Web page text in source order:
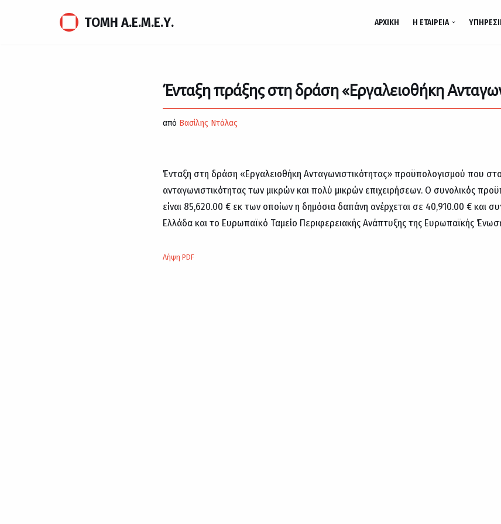
Μεταπηδήστε
ΤΟΜΗ Α.Ε.Μ.Ε.Υ. ΑΡΧΙΚΉ Η ΕΤΑΙΡΕΊΑ
Ένταξη πράξης στη δράση «Εργαλειοθήκη
από Βασίλης Ντάλας
Ένταξη στη δράση «Εργαλειοθήκη Ανταγωνιστικότητας» προϋπολογισμού που
ανταγωνιστικότητας των μικρών και πολύ μικρών επιχειρήσεων. Ο συνολικός
είναι 85,620.00 € εκ των οποίων η δημόσια δαπάνη ανέρχεται σε 40,910.00 € και
Ελλάδα και το Ευρωπαϊκό Ταμείο Περιφερειακής Ανάπτυξης της Ευρωπαϊκής
Λήψη PDF